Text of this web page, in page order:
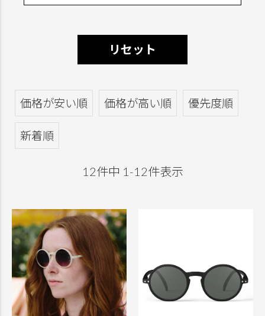
リセット
価格が安い順 価格が高い順 優先度順
新着順
12件中 1 -12件表示